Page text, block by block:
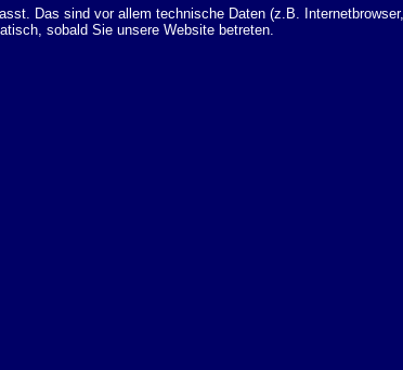
Das sind vor allem technische Daten (z.B. Internetbrowser,
sobald Sie unsere Website betreten.